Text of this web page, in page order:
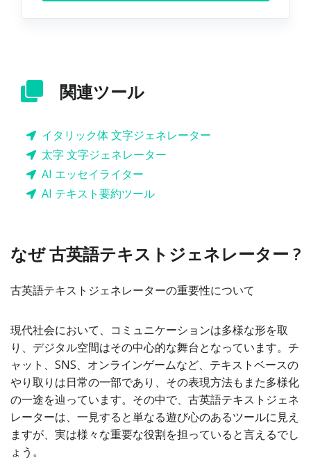
関連ツール
イタリック体 文字ジェネレーター
太字 文字ジェネレーター
AI エッセイライター
AI テキスト要約ツール
なぜ 古英語テキストジェネレーター ?
古英語テキストジェネレーターの重要性について
現代社会において、コミュニケーションは多様な形を取
り、デジタル空間はその中心的な舞台となっています。チ
ャット、SNS、オンラインゲームなど、テキストベースの
やり取りは日常の一部であり、その表現方法もまた多様化
の一途を辿っています。その中で、古英語テキストジェネ
レーターは、一見すると単なる遊び心のあるツールに見え
ますが、実は様々な重要な役割を担っていると言えるでし
ょう。